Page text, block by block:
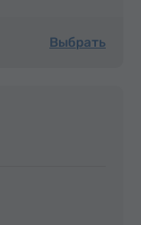
Выбрать